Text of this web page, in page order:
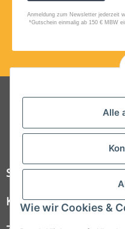
Alle
Wie wir Cookies &
Folgt uns
Steelboxx
Kundenservice